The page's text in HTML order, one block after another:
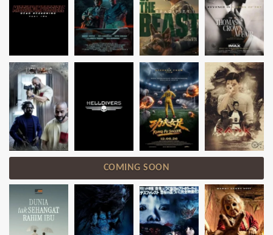
COMING SOON